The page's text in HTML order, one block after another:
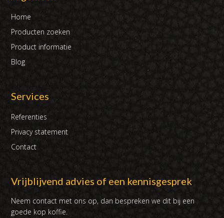
Home
Producten zoeken
Product informatie
Blog
Services
Referenties
Privacy statement
Contact
Vrijblijvend advies of een kennisgesprek
Neem contact met ons op, dan bespreken we dit bij een
goede kop koffie.